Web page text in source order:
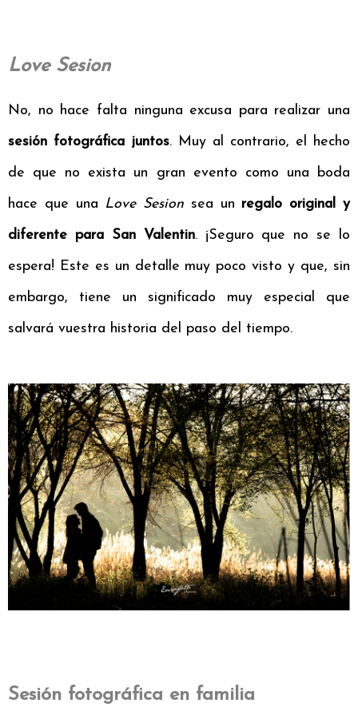
Love Sesion
No, no hace falta ninguna excusa para realizar una
sesión fotográfica juntos. Muy al contrario, el hecho
de que no exista un gran evento como una boda
hace que una Love Sesion sea un regalo original y
diferente para San Valentin. ¡Seguro que no se lo
espera! Este es un detalle muy poco visto y que, sin
embargo, tiene un significado muy especial que
salvará vuestra historia del paso del tiempo.
Sesión fotográfica en familia